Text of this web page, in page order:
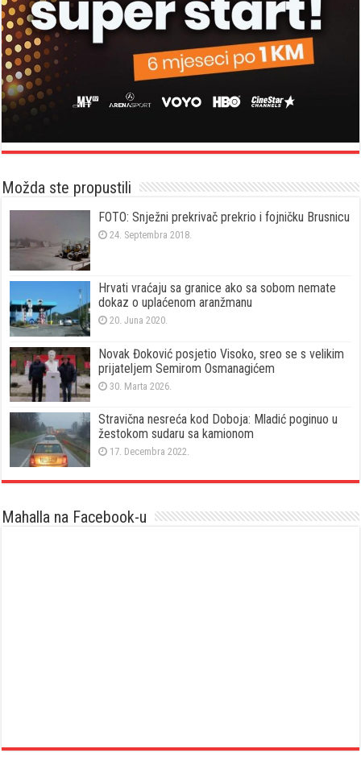
Možda ste propustili
FOTO: Snježni prekrivač prekrio i fojničku Brusnicu
24. Septembra 2018.
Hrvati vraćaju sa granice ako sa sobom nemate
dokaz o uplaćenom aranžmanu
20. Juna 2020.
Novak Đoković posjetio Visoko, sreo se s velikim
prijateljem Semirom Osmanagićem
30. Marta 2026.
Stravična nesreća kod Doboja: Mladić poginuo u
žestokom sudaru sa kamionom
17. Decembra 2022.
Mahalla na Facebook-u